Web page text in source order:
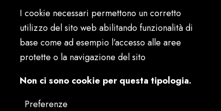
I cookie necessari permettono un corretto
utilizzo del sito web abilitando funzionalità di
base come ad esempio l’accesso alle aree
protette o la navigazione del sito
Non ci sono cookie per questa tipologia.
Preferenze